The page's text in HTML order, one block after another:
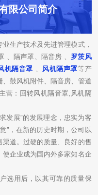
限公司简介
业生产技术及先进管理模式，
、隔声罩、隔音房 、 罗茨风
机隔音罩 、 风机隔声罩等产
鼓风机附件、隔音房、管道
营：回转风机隔音罩,风机隔
发展”的发展理念，忠实为客
”，在新的历史时期，公司以
道。过硬的质量、良好的售
企业成为国内外多家知名企
选用后，以其可靠的质量保